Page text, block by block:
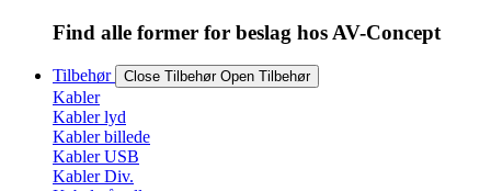
Find alle former for beslag hos AV-Concept
Tilbehør Close Tilbehør Open Tilbehør
Kabler
Kabler lyd
Kabler billede
Kabler USB
Kabler Div.